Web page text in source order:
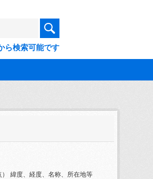
ら検索可能です
緯度、経度、名称、所在地等